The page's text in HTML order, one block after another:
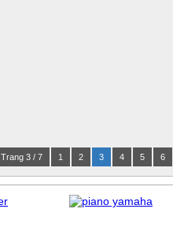
Trang 3 / 7 1 2 3 4 5 6